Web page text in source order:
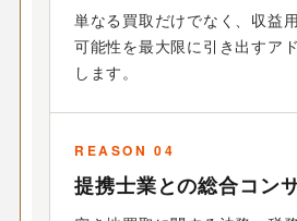
単なる買取だけでなく、収益
可能性を最大限に引き出すア
します。
REASON 04
提携士業との総合コン